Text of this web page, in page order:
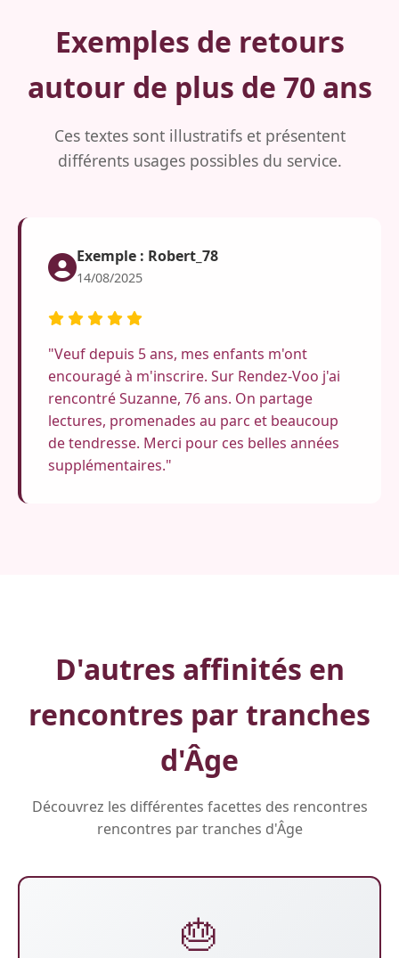
Exemples de retours
autour de plus de 70 ans
Ces textes sont illustratifs et présentent
différents usages possibles du service.
Exemple : Robert_78
14/08/2025
"Veuf depuis 5 ans, mes enfants m'ont
encouragé à m'inscrire. Sur Rendez-Voo j'ai
rencontré Suzanne, 76 ans. On partage
lectures, promenades au parc et beaucoup
de tendresse. Merci pour ces belles années
supplémentaires."
D'autres affinités en
rencontres par tranches
d'Âge
Découvrez les différentes facettes des rencontres
rencontres par tranches d'Âge
🎂